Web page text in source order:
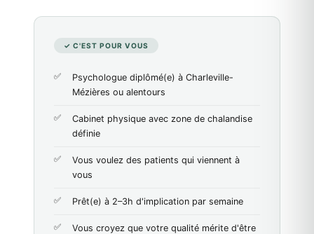
✓ C'EST POUR VOUS
Psychologue diplômé(e) à Charleville-
Mézières ou alentours
Cabinet physique avec zone de chalandise
définie
Vous voulez des patients qui viennent à
vous
Prêt(e) à 2–3h d'implication par semaine
Vous croyez que votre qualité mérite d'être